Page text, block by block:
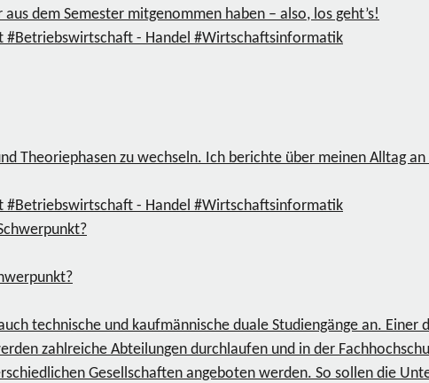
dem Semester mitgenommen haben – also, los geht’s!
#Betriebswirtschaft - Handel #Wirtschaftsinformatik
Theoriephasen zu wechseln. Ich berichte über meinen Alltag
#Betriebswirtschaft - Handel #Wirtschaftsinformatik
technische und kaufmännische duale Studiengänge an.
zahlreiche Abteilungen durchlaufen und in der
Gesellschaften angeboten werden. So sollen die